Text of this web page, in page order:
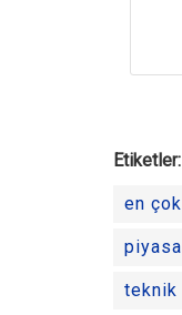
Etiketler:
en